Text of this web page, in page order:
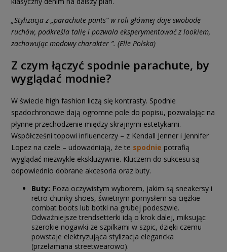
„Stylizacja z „parachute pants” w roli głównej daje swobodę
ruchów, podkreśla talię i pozwala eksperymentować z lookiem,
zachowując modowy charakter ”. (Elle Polska)
Z czym łączyć spodnie parachute, by
wyglądać modnie?
W świecie high fashion liczą się kontrasty. Spodnie
spadochronowe dają ogromne pole do popisu, pozwalając na
płynne przechodzenie między skrajnymi estetykami.
Współcześni topowi influencerzy – z Kendall Jenner i Jennifer
Lopez na czele – udowadniają, że te spodnie potrafią
wyglądać niezwykle ekskluzywnie. Kluczem do sukcesu są
odpowiednio dobrane akcesoria oraz buty.
Buty: Poza oczywistym wyborem, jakim są sneakersy i
retro chunky shoes, świetnym pomysłem są ciężkie
combat boots lub botki na grubej podeszwie.
Odważniejsze trendsetterki idą o krok dalej, miksując
szerokie nogawki ze szpilkami w szpic, dzięki czemu
powstaje elektryzująca stylizacja elegancka
(przełamana streetwearowo).